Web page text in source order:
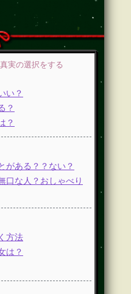
実の選択をする
い？
？
？
がある？？ない？
口な人？おしゃべり
方法
は？